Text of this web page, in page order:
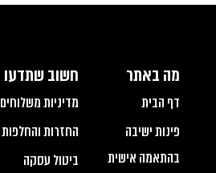
מה באתר
דף הבית
פינות ישיבה
בהתאמה אישית
חשוב שתדעו
מדיניות משלוחים
החזרות והחלפות
ביטול עסקה